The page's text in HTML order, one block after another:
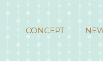
CONCEPT